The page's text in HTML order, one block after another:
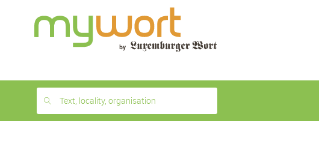
month
free
Text, locality, organisation